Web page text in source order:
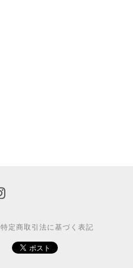
特定商取引法に基づく表記